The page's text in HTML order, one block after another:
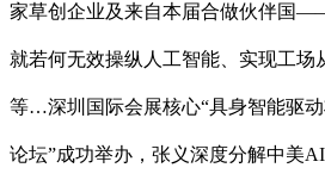
家草创企业及来自本届合做伙伴国
就若何无效操纵人工智能、实现工场
等…深圳国际会展核心“具身智能驱
论坛”成功举办，张义深度分解中美